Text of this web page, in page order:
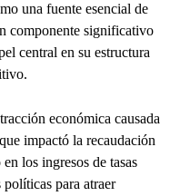
una fuente esencial de
componente significativo
central en su estructura
económica causada
impactó la recaudación
los ingresos de tasas
políticas para atraer